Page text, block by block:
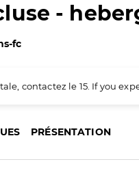
-
fc
contactez le 15. If you
PRÉSENTATION